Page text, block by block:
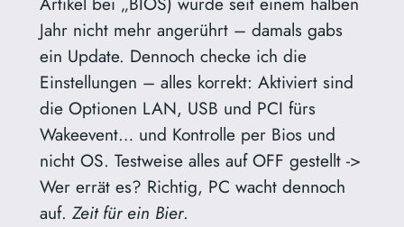
Jahr nicht mehr angerührt – damals gabs
ein Update. Dennoch checke ich die
Einstellungen – alles korrekt: Aktiviert sind
die Optionen LAN, USB und PCI fürs
Wakeevent… und Kontrolle per Bios und
nicht OS. Testweise alles auf OFF gestellt ->
Wer errät es? Richtig, PC wacht dennoch
auf. Zeit für ein Bier.